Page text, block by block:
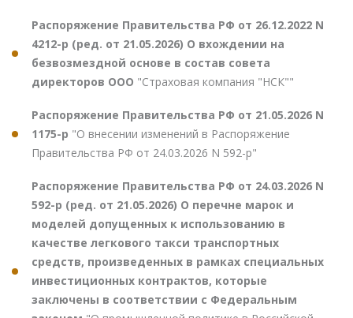
Распоряжение Правительства РФ от 26.12.2022 N
4212-р (ред. от 21.05.2026) О вхождении на
безвозмездной основе в состав совета
директоров ООО "Страховая компания "НСК""
Распоряжение Правительства РФ от 21.05.2026 N
1175-р "О внесении изменений в Распоряжение
Правительства РФ от 24.03.2026 N 592-р"
Распоряжение Правительства РФ от 24.03.2026 N
592-р (ред. от 21.05.2026) О перечне марок и
моделей допущенных к использованию в
качестве легкового такси транспортных
средств, произведенных в рамках специальных
инвестиционных контрактов, которые
заключены в соответствии с Федеральным